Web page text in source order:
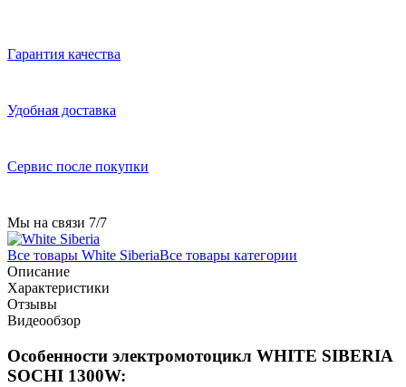
Гарантия качества
Удобная доставка
Сервис после покупки
Мы на связи 7/7
Все товары White SiberiaВсе товары категории
Описание
Характеристики
Отзывы
Видеообзор
Особенности электромотоцикл WHITE SIBERIA
SOCHI 1300W: